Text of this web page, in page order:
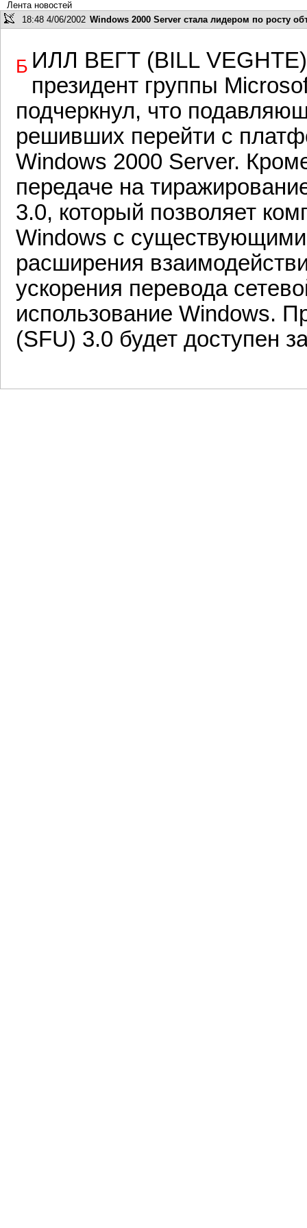
Лента новостей
18:48 4/06/2002 Windows 2000 Server стала лидером по росту
Б илл Вегт (Bill
президент группы
подчеркнул, что
решивших перейти с
Windows 2000 Server.
передаче на
3.0, который позволяет
Windows с
расширения
ускорения перевода
использование Windows.
(SFU) 3.0 будет доступен